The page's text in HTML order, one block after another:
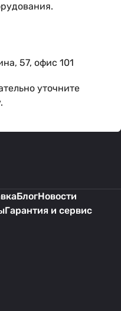
57, офис 101
уточните
БлогНовости
Гарантия и сервис